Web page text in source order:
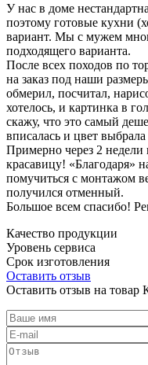
У нас в доме
поэтому готовые кухни
вариант. Мы с мужем
подходящего варианта.
После всех походов по
на заказ под наши
обмерил, посчитал,
хотелось, и картинка в
скажу, что это самый
вписалась и цвет
Примерно через 2
красавицу!
помучиться с монтажом
получился отменный.
Большое всем спасибо!
Качество продукции
Уровень сервиса
Срок изготовления
Оставить отзыв
Оставить отзыв на товар